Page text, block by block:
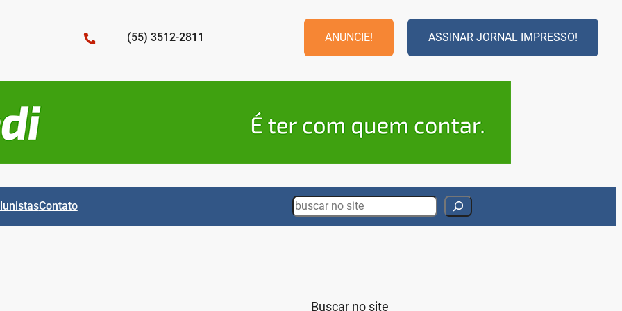
(55) 3512-2811 ANUNCIE! ASSINAR JORNAL IMPRESSO!
Contato Search
Buscar no site